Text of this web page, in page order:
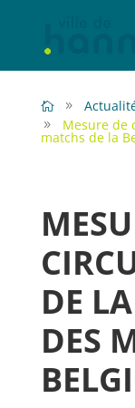
Mesure de
matchs de la
DE
DES